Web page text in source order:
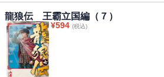
龍狼伝 王霸立国編（７）
¥594 (税込)